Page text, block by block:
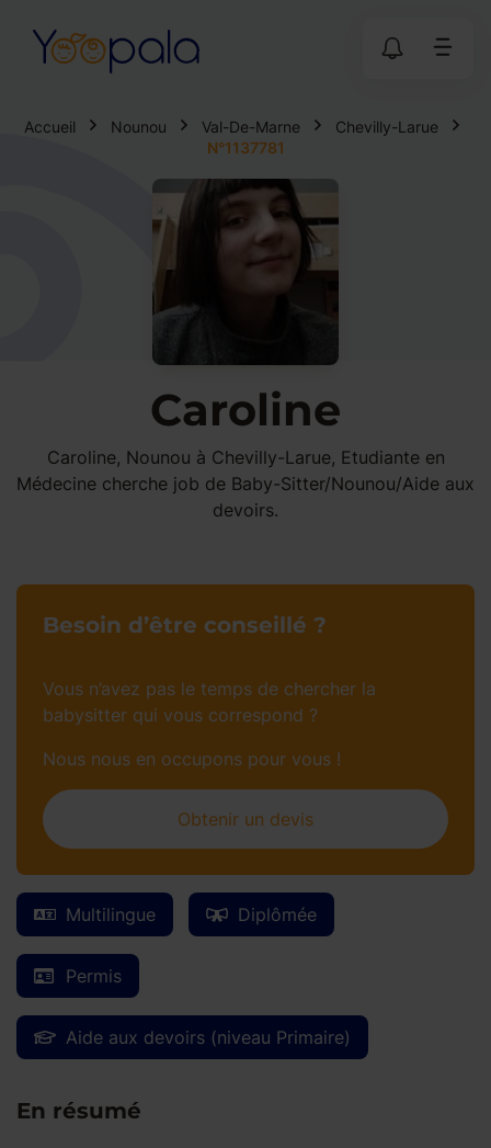
Accueil Nounou Val-De-Marne
Chevilly-Larue
N°1137781
Caroline
Caroline, Nounou à Chevilly-Larue, Etudiante en
Médecine cherche job de Baby-Sitter/Nounou/Aide aux
devoirs.
Multilingue Diplômée
Permis
Aide aux devoirs (niveau Primaire)
En résumé
Besoin d’être conseillé ?
Vous n’avez pas le temps de chercher la
babysitter qui vous correspond ?
Nous nous en occupons pour vous !
Obtenir un devis